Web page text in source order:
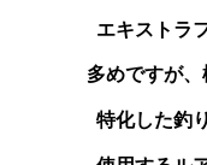
エキストラ
多めですが、
特化した釣